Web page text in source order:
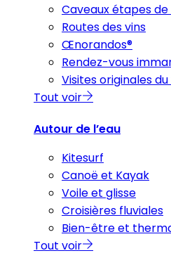
Caveaux étapes
Routes des vins
Œnorandos®
Rendez-vous
Visites originales
Tout voir
Autour de l’eau
Kitesurf
Canoë et Kayak
Voile et glisse
Croisières fluviales
Bien-être et
Tout voir